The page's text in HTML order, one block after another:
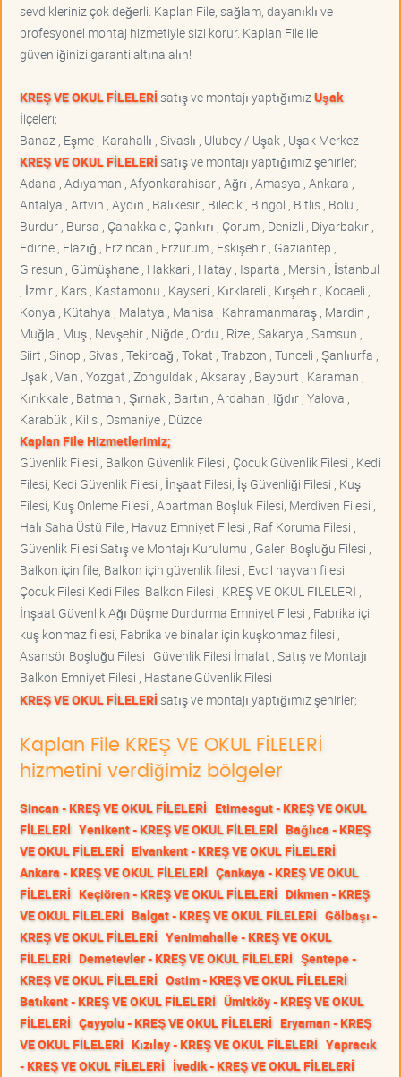
sevdikleriniz çok değerli. Kaplan File, sağlam, dayanıklı ve
profesyonel montaj hizmetiyle sizi korur. Kaplan File ile
güvenliğinizi garanti altına alın!
KREŞ VE OKUL FİLELERİsatış ve montajı yaptığımızUşak
İlçeleri;
Banaz , Eşme , Karahallı , Sivaslı , Ulubey / Uşak , Uşak Merkez
KREŞ VE OKUL FİLELERİsatış ve montajı yaptığımız şehirler;
Adana , Adıyaman , Afyonkarahisar , Ağrı , Amasya , Ankara ,
Antalya , Artvin , Aydın , Balıkesir , Bilecik , Bingöl , Bitlis , Bolu ,
Burdur , Bursa , Çanakkale , Çankırı , Çorum , Denizli , Diyarbakır ,
Edirne , Elazığ , Erzincan , Erzurum , Eskişehir , Gaziantep ,
Giresun , Gümüşhane , Hakkari , Hatay , Isparta , Mersin , İstanbul
, İzmir , Kars , Kastamonu , Kayseri , Kırklareli , Kırşehir , Kocaeli ,
Konya , Kütahya , Malatya , Manisa , Kahramanmaraş , Mardin ,
Muğla , Muş , Nevşehir , Niğde , Ordu , Rize , Sakarya , Samsun ,
Siirt , Sinop , Sivas , Tekirdağ , Tokat , Trabzon , Tunceli , Şanlıurfa ,
Uşak , Van , Yozgat , Zonguldak , Aksaray , Bayburt , Karaman ,
Kırıkkale , Batman , Şırnak , Bartın , Ardahan , Iğdır , Yalova ,
Karabük , Kilis , Osmaniye , Düzce
Kaplan File Hizmetlerimiz;
Güvenlik Filesi , Balkon Güvenlik Filesi , Çocuk Güvenlik Filesi , Kedi
Filesi, Kedi Güvenlik Filesi , İnşaat Filesi, İş Güvenliği Filesi , Kuş
Filesi, Kuş Önleme Filesi , Apartman Boşluk Filesi, Merdiven Filesi ,
Halı Saha Üstü File , Havuz Emniyet Filesi , Raf Koruma Filesi ,
Güvenlik Filesi Satış ve Montajı Kurulumu , Galeri Boşluğu Filesi ,
Balkon için file, Balkon için güvenlik filesi , Evcil hayvan filesi
Çocuk Filesi Kedi Filesi Balkon Filesi , KREŞ VE OKUL FİLELERİ ,
İnşaat Güvenlik Ağı Düşme Durdurma Emniyet Filesi , Fabrika içi
kuş konmaz filesi, Fabrika ve binalar için kuşkonmaz filesi ,
Asansör Boşluğu Filesi , Güvenlik Filesi İmalat , Satış ve Montajı ,
Balkon Emniyet Filesi , Hastane Güvenlik Filesi
KREŞ VE OKUL FİLELERİsatış ve montajı yaptığımız şehirler;
Kaplan File KREŞ VE OKUL FİLELERİ
hizmetini verdiğimiz bölgeler
Sincan - KREŞ VE OKUL FİLELERİ Etimesgut - KREŞ VE OKUL
FİLELERİ Yenikent - KREŞ VE OKUL FİLELERİ Bağlıca - KREŞ
VE OKUL FİLELERİ Elvankent - KREŞ VE OKUL FİLELERİ
Ankara - KREŞ VE OKUL FİLELERİ Çankaya - KREŞ VE OKUL
FİLELERİ Keçiören - KREŞ VE OKUL FİLELERİ Dikmen - KREŞ
VE OKUL FİLELERİ Balgat - KREŞ VE OKUL FİLELERİ Gölbaşı -
KREŞ VE OKUL FİLELERİ Yenimahalle - KREŞ VE OKUL
FİLELERİ Demetevler - KREŞ VE OKUL FİLELERİ Şentepe -
KREŞ VE OKUL FİLELERİ Ostim - KREŞ VE OKUL FİLELERİ
Batıkent - KREŞ VE OKUL FİLELERİ Ümitköy - KREŞ VE OKUL
FİLELERİ Çayyolu - KREŞ VE OKUL FİLELERİ Eryaman - KREŞ
VE OKUL FİLELERİ Kızılay - KREŞ VE OKUL FİLELERİ Yapracık
- KREŞ VE OKUL FİLELERİ İvedik - KREŞ VE OKUL FİLELERİ